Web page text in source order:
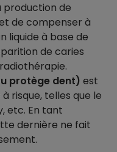
de
de compenser à
liquide à base de
de caries
protège dent) est
risque, telles que le
etc. En tant
dernière ne fait